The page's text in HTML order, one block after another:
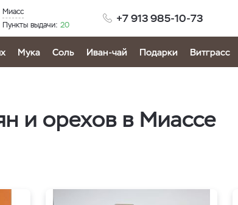
+7 913 985-10-73
Миасс
Пункты выдачи: 20
Мука Соль Иван-чай Подарки Витграсс
и орехов в Миассе